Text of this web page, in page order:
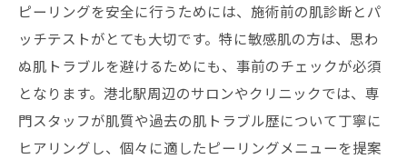
ピーリングを安全に行うためには、施術前の肌診断とパ
ッチテストがとても大切です。特に敏感肌の方は、思わ
ぬ肌トラブルを避けるためにも、事前のチェックが必須
となります。港北駅周辺のサロンやクリニックでは、専
門スタッフが肌質や過去の肌トラブル歴について丁寧に
ヒアリングし、個々に適したピーリングメニューを提案